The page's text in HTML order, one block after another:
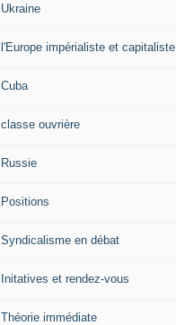
Ukraine
l'Europe impérialiste et capitaliste
Cuba
classe ouvrière
Russie
Positions
Syndicalisme en débat
Initatives et rendez-vous
Théorie immédiate